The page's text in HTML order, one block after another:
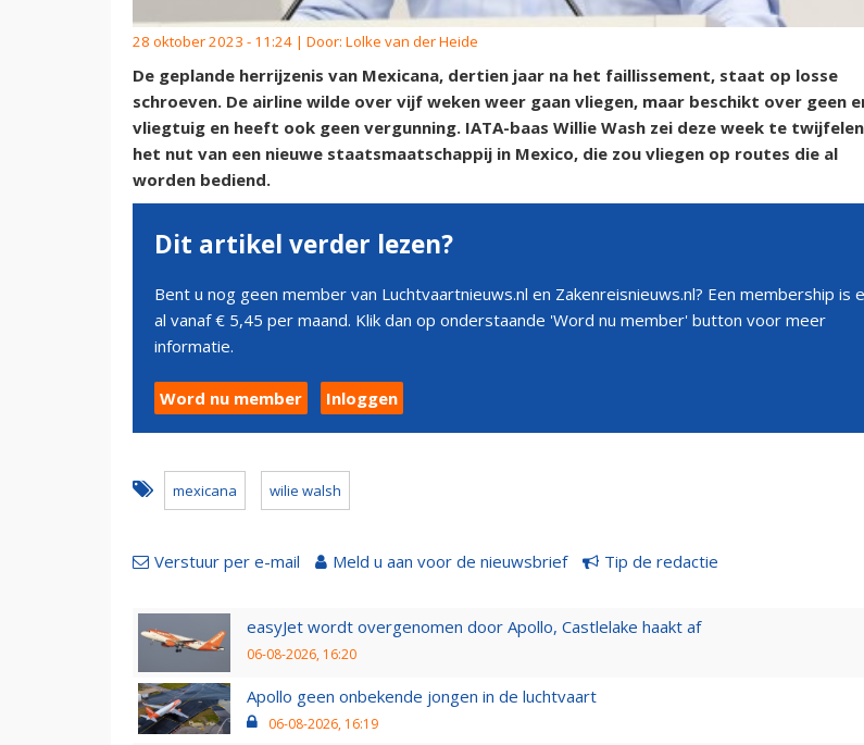
28 oktober 2023 - 11:24 | Door: Lolke van der Heide
De geplande herrijzenis van Mexicana, dertien jaar na het faillissement, staat op losse
schroeven. De airline wilde over vijf weken weer gaan vliegen, maar beschikt over geen
vliegtuig en heeft ook geen vergunning. IATA-baas Willie Wash zei deze week te
het nut van een nieuwe staatsmaatschappij in Mexico, die zou vliegen op routes die al
worden bediend.
Dit artikel verder lezen?
Bent u nog geen member van Luchtvaartnieuws.nl en Zakenreisnieuws.nl? Een membership is
al vanaf € 5,45 per maand. Klik dan op onderstaande 'Word nu member' button voor meer
informatie.
Word nu member Inloggen
mexicana wilie walsh
Verstuur per e-mail Meld u aan voor de nieuwsbrief Tip de redactie
easyJet wordt overgenomen door Apollo, Castlelake haakt af
06-08-2026, 16:20
Apollo geen onbekende jongen in de luchtvaart
06-08-2026, 16:19